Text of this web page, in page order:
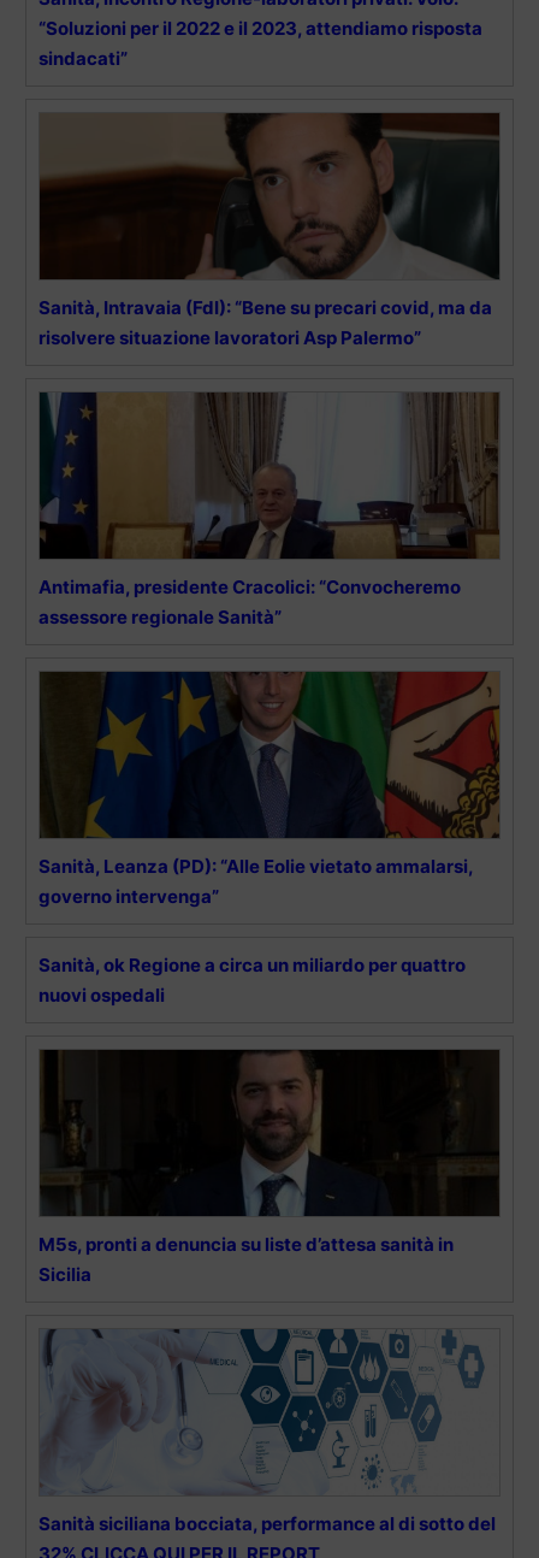
“Soluzioni per il 2022 e il 2023, attendiamo risposta
sindacati”
Sanità, Intravaia (FdI): “Bene su precari covid, ma da
risolvere situazione lavoratori Asp Palermo”
Antimafia, presidente Cracolici: “Convocheremo
assessore regionale Sanità”
Sanità, Leanza (PD): “Alle Eolie vietato ammalarsi,
governo intervenga”
Sanità, ok Regione a circa un miliardo per quattro
nuovi ospedali
M5s, pronti a denuncia su liste d’attesa sanità in
Sicilia
Sanità siciliana bocciata, performance al di sotto del